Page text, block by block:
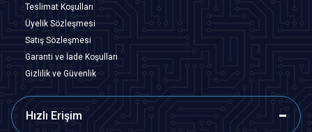
Teslimat Koşulları
Üyelik Sözleşmesi
Satış Sözleşmesi
Garanti ve İade Koşulları
Gizlilik ve Güvenlik
Hızlı Erişim